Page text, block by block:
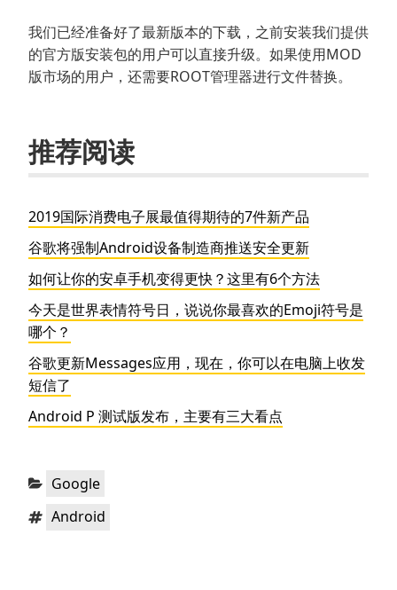
我们已经准备好了最新版本的下载，之前安装我们提供
的官方版安装包的用户可以直接升级。如果使用MOD
版市场的用户，还需要ROOT管理器进行文件替换。
推荐阅读
2019国际消费电子展最值得期待的7件新产品
谷歌将强制Android设备制造商推送安全更新
如何让你的安卓手机变得更快？这里有6个方法
今天是世界表情符号日，说说你最喜欢的Emoji符号是
哪个？
谷歌更新Messages应用，现在，你可以在电脑上收发
短信了
Android P 测试版发布，主要有三大看点
分
Google
标 Android